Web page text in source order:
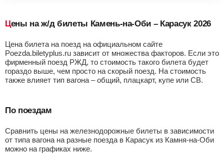
Цены на ж/д билеты Камень-на-Оби – Карасук 2026
Цена билета на поезд на официальном сайте
Poezda.biletyplus.ru зависит от множества факторов. Если это
фирменный поезд РЖД, то стоимость такого билета будет
гораздо выше, чем просто на скорый поезд. На стоимость
также влияет тип вагона – общий, плацкарт, купе или СВ.
По поездам
Сравнить цены на железнодорожные билеты в зависимости
от типа вагона на разные поезда в Карасук из Камня-на-Оби
можно на графиках ниже.